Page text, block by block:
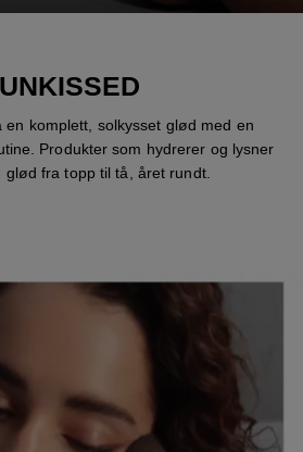
en komplett, solkysset glød med en
Produkter som hydrerer og lysner
glød fra topp til tå, året rundt.